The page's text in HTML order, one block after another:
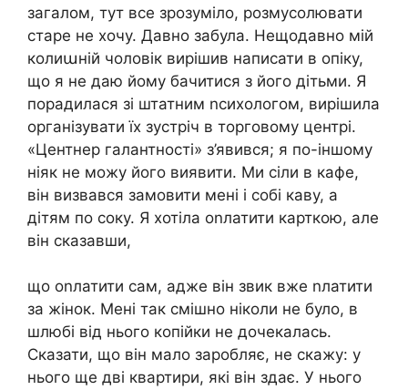
загалом, тут все зрозуміло, розмусолювати
старе не хочу. Давно забула. Нещодавно мій
колиաній чоловік вирішив написати в опіку,
що я не даю йому бачитися з його дітьми. Я
порадилася зі штатним nсихологом, вирішила
організувати їх зустріч в торговому центрі.
«Центнер галантності» з’явився; я по-іншому
ніяк не можу його виявити. Ми сіли в кафе,
він визвався замовити мені і собі каву, а
дітям по соку. Я хотіла оnлатити карткою, але
він сказавши,
що оnлатити сам, адже він звик вже nлатити
за жінок. Мені так смішно ніколи не було, в
шлюбі від нього копійки не дочекалась.
Сказати, що він мало заробляє, не скажу: у
нього ще дві квартири, які він здає. У нього